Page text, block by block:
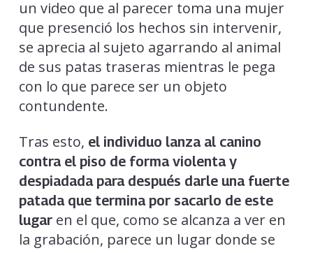
un video que al parecer toma una mujer
que presenció los hechos sin intervenir,
se aprecia al sujeto agarrando al animal
de sus patas traseras mientras le pega
con lo que parece ser un objeto
contundente.
Tras esto, el individuo lanza al canino
contra el piso de forma violenta y
despiadada para después darle una fuerte
patada que termina por sacarlo de este
lugaren el que, como se alcanza a ver en
la grabación, parece un lugar donde se